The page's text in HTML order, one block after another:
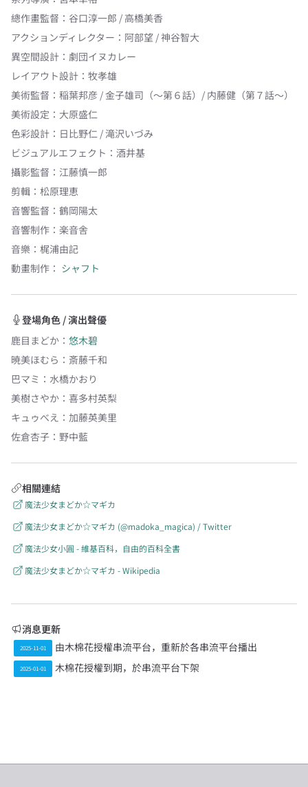
總作畫監督 ： 谷口淳一郎 / 高橋美香
アクションディレクター ： 阿部望 / 神谷智大
異空間設計 ： 劇団イヌカレー
レイアウト設計 ： 牧孝雄
美術監督 ： 稲葉邦彦 / 金子雄司（～第６話）/ 内藤健（第７話～）
美術設定 ： 大原盛仁
色彩設計 ： 日比野仁 / 滝沢いづみ
ビジュアルエフェクト ： 酒井基
攝影監督 ： 江藤慎一郎
剪輯 ： 松原理恵
音響監督 ： 鶴岡陽太
音響制作 ： 楽音舎
音樂 ： 梶浦由記
動畫制作： シャフト
登場角色 / 演出聲優
鹿目まどか ： 悠木碧
暁美ほむら ： 斎藤千和
巴マミ ： 水橋かおり
美樹さやか ： 喜多村英梨
キュゥべえ ： 加藤英美里
佐倉杏子 ： 野中藍
相關連結
魔法少女まどか☆マギカ
魔法少女まどか☆マギカ (@madoka_magica) / Twitter
魔法少女小圓 - 維基百科，自由的百科全書
魔法少女まどか☆マギカ - Wikipedia
消息更新
2025-11-01 由木棉花授權串流平台，重新於各串流平台播出
2025-01-01 木棉花授權到期，於串流平台下架